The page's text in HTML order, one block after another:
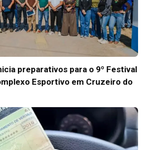
preparativos para o 9º Festival
Esportivo em Cruzeiro do